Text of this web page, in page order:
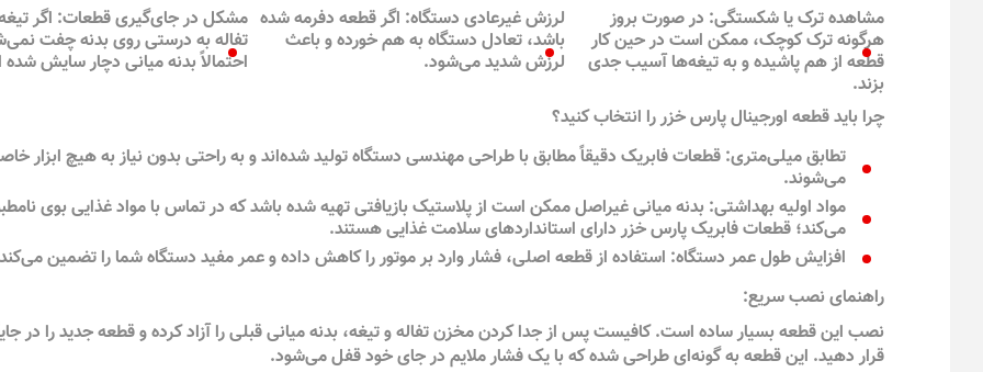
مشاهده ترک یا شکستگی: در صورت بروز
هرگونه ترک کوچک، ممکن است در حین کار
قطعه از هم پاشیده و به تیغه‌ها آسیب جدی
بزند.
لرزش غیرعادی دستگاه: اگر قطعه دفرمه شده
باشد، تعادل دستگاه به هم خورده و باعث
لرزش شدید می‌شود.
مشکل در جای‌گیری قطعات: اگر
تفاله به درستی روی بدنه چفت
احتمالاً بدنه میانی دچار سایش
چرا باید قطعه اورجینال پارس خزر را انتخاب کنید؟
تطابق میلی‌متری: قطعات فابریک دقیقاً مطابق با طراحی مهندسی دستگاه تولید شده‌اند و به راحتی بدون نیاز به هیچ ابزار
می‌شوند.
مواد اولیه بهداشتی: بدنه میانی غیراصل ممکن است از پلاستیک بازیافتی تهیه شده باشد که در تماس با مواد غذایی بوی
می‌کند؛ قطعات فابریک پارس خزر دارای استانداردهای سلامت غذایی هستند.
افزایش طول عمر دستگاه: استفاده از قطعه اصلی، فشار وارد بر موتور را کاهش داده و عمر مفید دستگاه شما را تضمین
راهنمای نصب سریع:
نصب این قطعه بسیار ساده است. کافیست پس از جدا کردن مخزن تفاله و تیغه، بدنه میانی قبلی را آزاد کرده و قطعه جدید را در
قرار دهید. این قطعه به گونه‌ای طراحی شده که با یک فشار ملایم در جای خود قفل می‌شود.